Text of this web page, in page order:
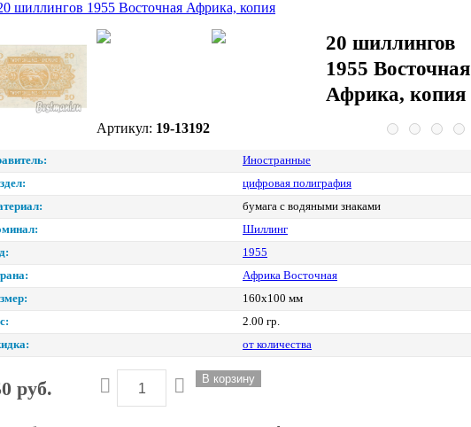
20 шиллингов
1955 Восточная
Африка, копия
Артикул: 19-13192
Иностранные
цифровая полиграфия
бумага с водяными знаками
Шиллинг
1955
Африка Восточная
160х100 мм
2.00 гр.
от количества
руб.